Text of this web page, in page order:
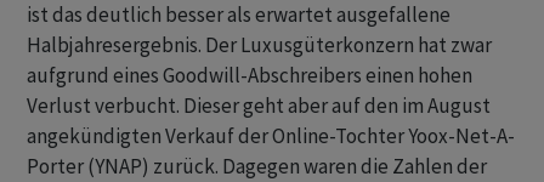
ist das deutlich besser als erwartet ausgefallene
Halbjahresergebnis. Der Luxusgüterkonzern hat zwar
aufgrund eines Goodwill-Abschreibers einen hohen
Verlust verbucht. Dieser geht aber auf den im August
angekündigten Verkauf der Online-Tochter Yoox-Net-A-
Porter (YNAP) zurück. Dagegen waren die Zahlen der